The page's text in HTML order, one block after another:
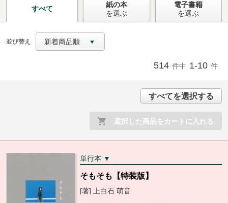
お支払いに進む
他にも商品を買う
すべて
紙の本
を選ぶ
電子書籍
を選ぶ
並び替え 新着商品順
514 件中 1-10 件
すべてを選択する
選択した商品をカートに入れる
単行本 ▼
そもそも【特装版】
[著] 上白石 萌音